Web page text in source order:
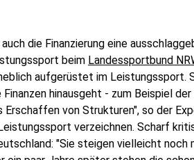
die Finanzierung eine
beim Landessportbund
aufgerüstet im Leistungssport.
Finanzen hinausgeht - zum Beispiel
Erschaffen von Strukturen", so der
verzeichnen. Scharf
"Sie steigen vielleicht